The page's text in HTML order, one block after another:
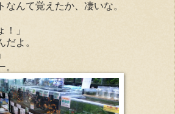
なんて覚えたか、凄いな。
！」
だよ。